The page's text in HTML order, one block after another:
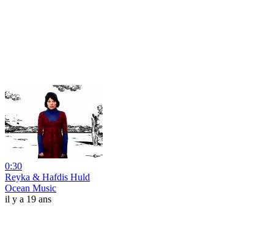
0:30
Reyka & Hafdis Huld
Ocean Music
il y a 19 ans